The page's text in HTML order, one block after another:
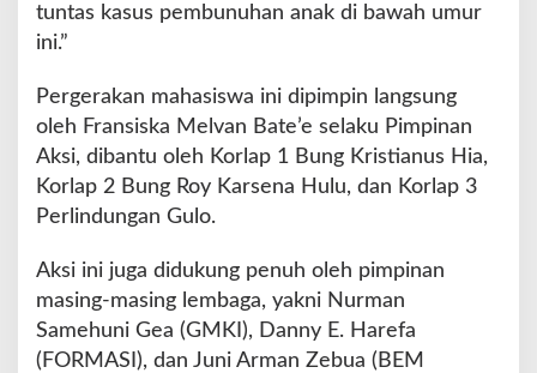
tuntas kasus pembunuhan anak di bawah umur
ini.”
Pergerakan mahasiswa ini dipimpin langsung
oleh Fransiska Melvan Bate’e selaku Pimpinan
Aksi, dibantu oleh Korlap 1 Bung Kristianus Hia,
Korlap 2 Bung Roy Karsena Hulu, dan Korlap 3
Perlindungan Gulo.
Aksi ini juga didukung penuh oleh pimpinan
masing-masing lembaga, yakni Nurman
Samehuni Gea (GMKI), Danny E. Harefa
(FORMASI), dan Juni Arman Zebua (BEM